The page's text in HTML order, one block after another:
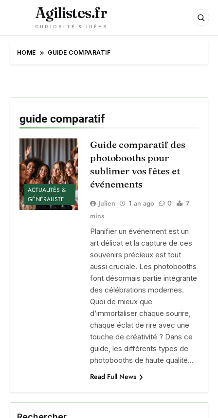
Agilistes.fr
CURIOSITÉ & IDÉES
HOME GUIDE COMPARATIF
guide comparatif
ACTUALITÉS &
GÉNÉRALISTE
Guide comparatif des
photobooths pour
sublimer vos fêtes et
événements
Julien 1 an ago 0
7
mins
Planifier un événement est un
art délicat et la capture de ces
souvenirs précieux est tout
aussi cruciale. Les photobooths
font désormais partie intégrante
des célébrations modernes.
Quoi de mieux que
d’immortaliser chaque sourire,
chaque éclat de rire avec une
touche de créativité ? Dans ce
guide, les différents types de
photobooths de haute qualité…
Read Full News